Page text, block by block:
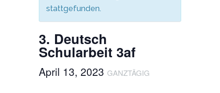
stattgefunden.
3. Deutsch
Schularbeit 3af
April 13, 2023 GANZTÄGIG